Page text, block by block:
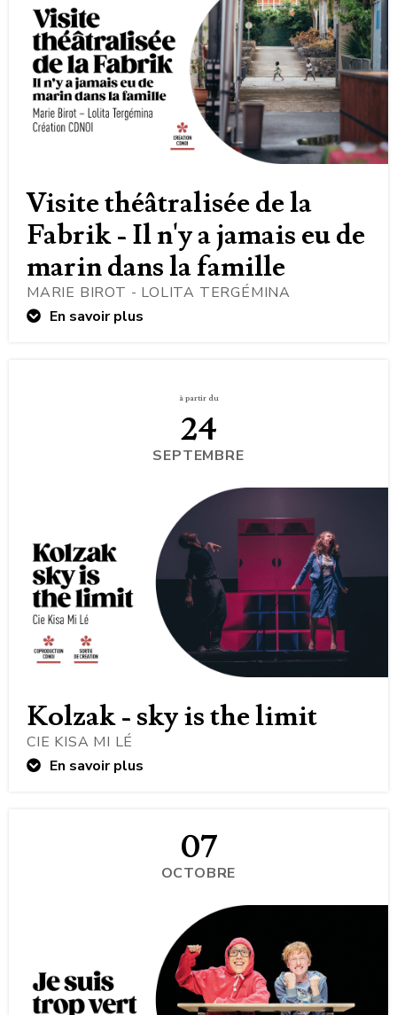
Visite théâtralisée de la
Fabrik - Il n'y a jamais eu de
marin dans la famille
MARIE BIROT - LOLITA TERGÉMINA
En savoir plus
à partir du
24
SEPTEMBRE
Kolzak - sky is the limit
CIE KISA MI LÉ
En savoir plus
07
OCTOBRE